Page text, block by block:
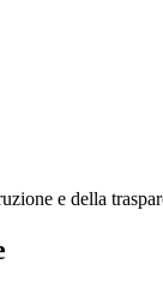
e della